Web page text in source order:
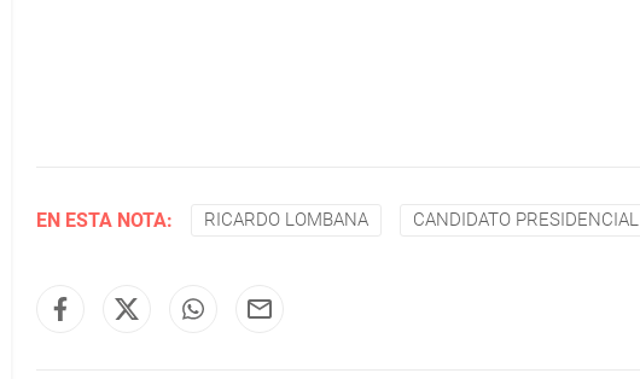
EN ESTA NOTA: RICARDO LOMBANA CANDIDATO PRESIDENCIAL